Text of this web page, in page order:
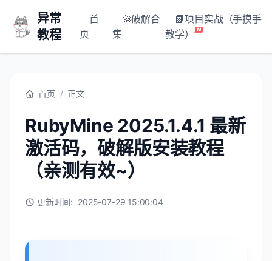
异常
教程
首
页
🚀破解合
集
📗项目实战（手摸手
教学）
首页 / 正文
RubyMine 2025.1.4.1 最新
激活码，破解版安装教程
（亲测有效~）
更新时间: 2025-07-29 15:00:04